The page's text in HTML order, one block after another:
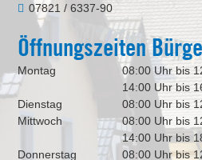
07821 / 6337-90
Öffnungszeiten
Montag
08:00 Uhr bis
14:00 Uhr bis
Dienstag
08:00 Uhr bis
Mittwoch
08:00 Uhr bis
14:00 Uhr bis
Donnerstag
08:00 Uhr bis